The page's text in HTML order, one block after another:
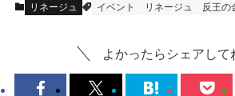
リネージュ イベント リネージュ 反王の
よかったらシェアして